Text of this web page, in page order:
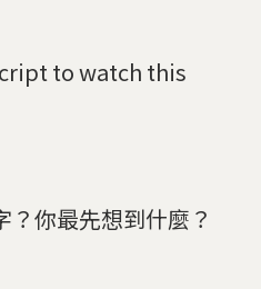
to watch this
你最先想到什麼？